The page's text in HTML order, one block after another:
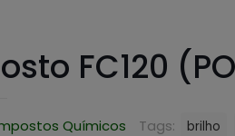
FC120
Químicos Tags: brilho